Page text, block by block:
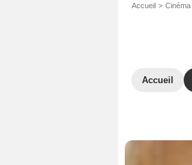
Accueil Cinéma
Accueil